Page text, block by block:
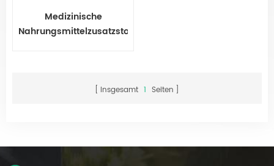
Medizinische
Nahrungsmittelzusatzstoffe
Insgesamt 1 Seiten